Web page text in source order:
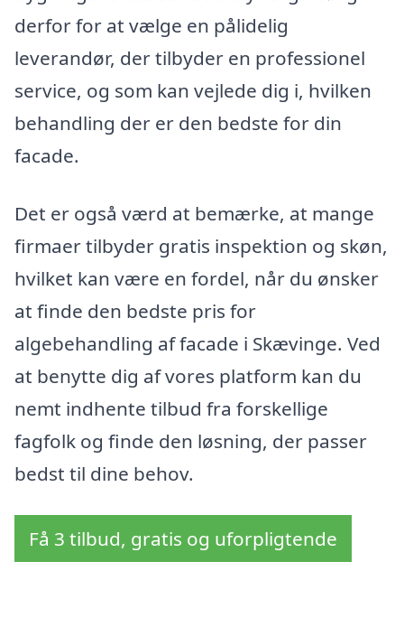
derfor for at vælge en pålidelig
leverandør, der tilbyder en professionel
service, og som kan vejlede dig i, hvilken
behandling der er den bedste for din
facade.
Det er også værd at bemærke, at mange
firmaer tilbyder gratis inspektion og skøn,
hvilket kan være en fordel, når du ønsker
at finde den bedste pris for
algebehandling af facade i Skævinge. Ved
at benytte dig af vores platform kan du
nemt indhente tilbud fra forskellige
fagfolk og finde den løsning, der passer
bedst til dine behov.
Få 3 tilbud, gratis og uforpligtende